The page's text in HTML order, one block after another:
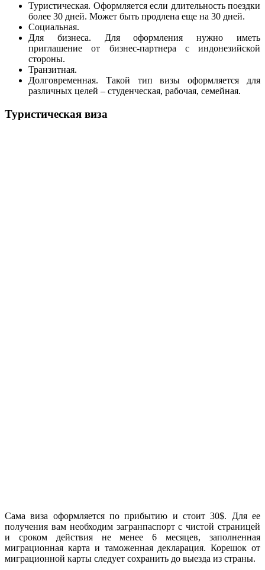
Туристическая. Оформляется если длительность поездки
более 30 дней. Может быть продлена еще на 30 дней.
Социальная.
Для бизнеса. Для оформления нужно иметь
приглашение от бизнес-партнера с индонезийской
стороны.
Транзитная.
Долговременная. Такой тип визы оформляется для
различных целей – студенческая, рабочая, семейная.
Туристическая виза
Сама виза оформляется по прибытию и стоит 30$. Для ее
получения вам необходим загранпаспорт с чистой страницей
и сроком действия не менее 6 месяцев, заполненная
миграционная карта и таможенная декларация. Корешок от
миграционной карты следует сохранить до выезда из страны.